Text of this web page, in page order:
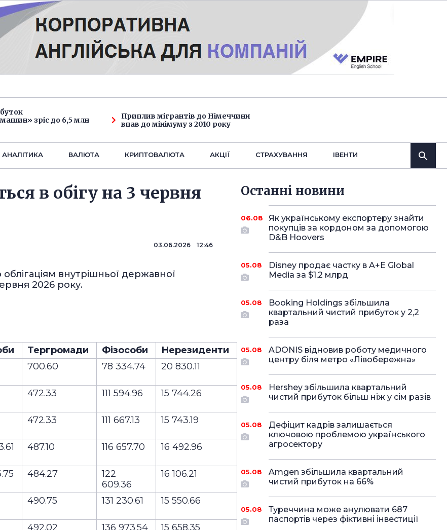
зріс до 6,5 млн
Приплив мігрантів до Німеччини
впав до мінімуму з 2010 року
АНАЛIТИКА ВАЛЮТА КРИПТОВАЛЮТА АКЦІЇ СТРАХУВАННЯ IВЕНТИ
в обігу на 3 червня
03.06.2026 12:46
внутрішньої державної
2026 року.
Тергромади Фізособи
Нерезиденти
700.60 78 334.74 20 830.11
472.33 111 594.96 15 744.26
472.33 111 667.13 15 743.19
487.10 116 657.70 16 492.96
484.27
122
609.36
16 106.21
490.75 131 230.61 15 550.66
492.02 136 973.54 15 658.35
Останнi новини
06.08
Як українському експортеру знайти
покупців за кордоном за допомогою
D&B Hoovers
05.08
Disney продає частку в A+E Global
Media за $1,2 млрд
05.08
Booking Holdings збільшила
квартальний чистий прибуток у 2,2
раза
05.08
ADONIS відновив роботу медичного
центру біля метро «Лівобережна»
05.08
Hershey збільшила квартальний
чистий прибуток більш ніж у сім разів
05.08
Дефіцит кадрів залишається
ключовою проблемою українського
агросектору
05.08
Amgen збільшила квартальний
чистий прибуток на 66%
05.08
Туреччина може анулювати 687
паспортів через фіктивні інвестиції